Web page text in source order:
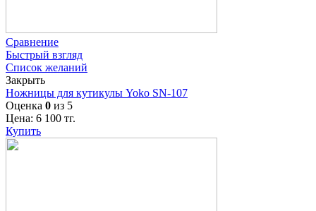
Сравнение
Быстрый взгляд
Список желаний
Закрыть
Ножницы для кутикулы Yoko SN-107
Оценка 0 из 5
Цена: 6 100 тг.
Купить